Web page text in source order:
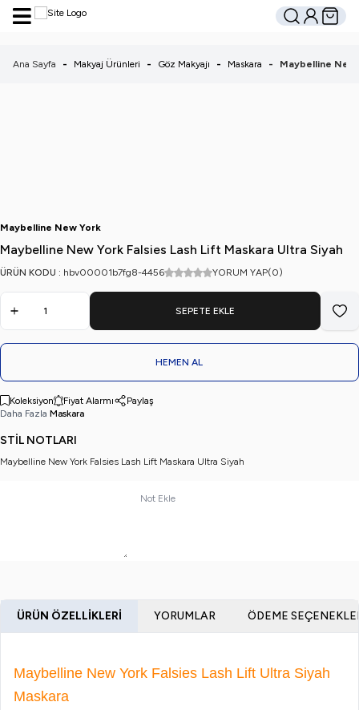
Hesabım
Sepetim
Ana Sayfa - Makyaj Ürünleri - Göz Makyajı - Maskara - Maybelline New
Maybelline New York
Maybelline New York Falsies Lash Lift Maskara Ultra Siyah
ÜRÜN KODU : hbv00001b7fg8-4456 YORUM YAP(0)
SEPETE EKLE
HEMEN AL
Koleksiyon Fiyat Alarmı
Paylaş
Daha Fazla Maskara
STİL NOTLARI
Maybelline New York Falsies Lash Lift Maskara Ultra Siyah
Not Ekle
ÜRÜN ÖZELLIKLERI YORUMLAR ÖDEME
Maybelline New York Falsies Lash Lift Ultra Siyah
Maskara